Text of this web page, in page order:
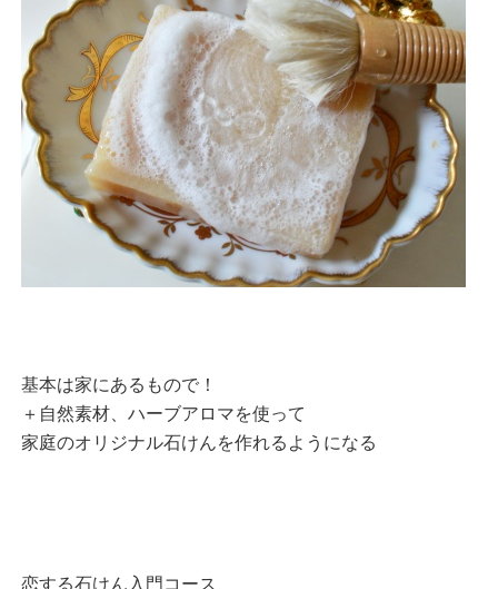
基本は家にあるもので！
＋自然素材、ハーブアロマを使って
家庭のオリジナル石けんを作れるようになる
恋する石けん入門コース